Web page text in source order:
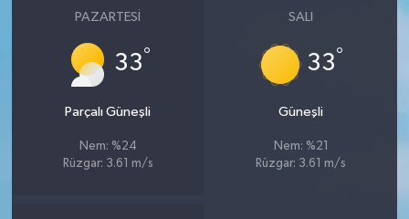
PAZARTESI
33°
Parçalı Güneşli
Nem: %24
Rüzgar: 3.61 m/s
SALI
33°
Güneşli
Nem: %21
Rüzgar: 3.61 m/s